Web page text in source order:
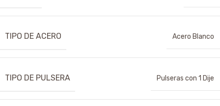
TIPO DE ACERO Acero Blanco
TIPO DE PULSERA Pulseras con 1 Dije